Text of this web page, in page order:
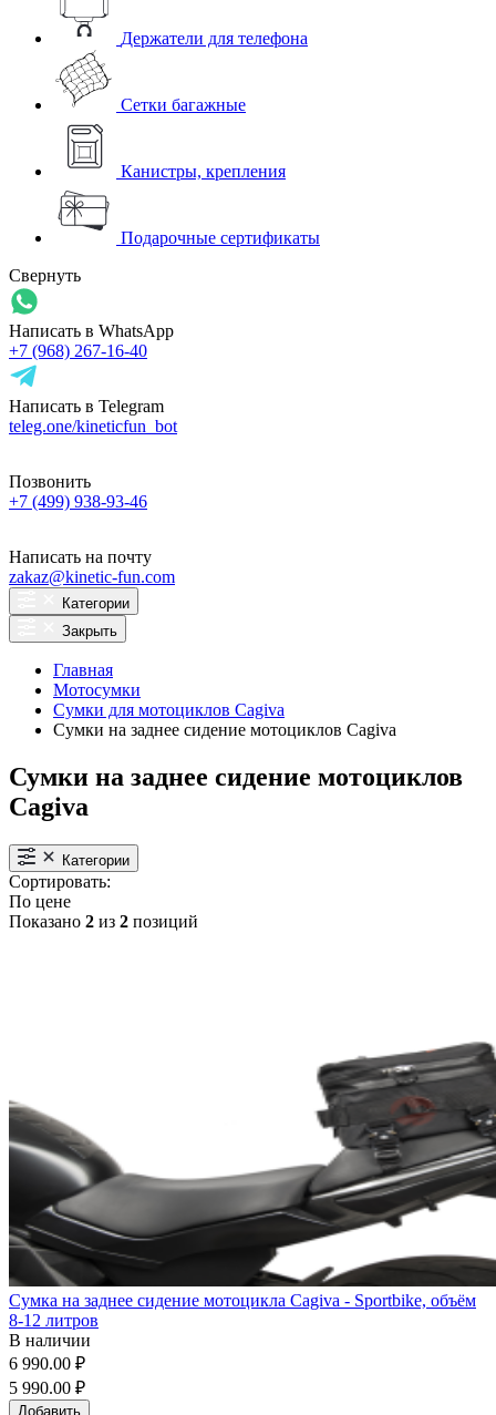
Держатели для телефона
Сетки багажные
Канистры, крепления
Подарочные сертификаты
Свернуть
Написать в WhatsApp
+7 (968) 267-16-40
Написать в Telegram
teleg.one/kineticfun_bot
Позвонить
+7 (499) 938-93-46
Написать на почту
zakaz@kinetic-fun.com
Категории
Закрыть
Главная
Мотосумки
Сумки для мотоциклов Cagiva
Сумки на заднее сидение мотоциклов Cagiva
Сумки на заднее сидение мотоциклов
Cagiva
Категории
Сортировать:
По цене
Показано 2 из 2 позиций
Сумка на заднее сидение мотоцикла Cagiva - Sportbike, объём
8-12 литров
В наличии
6 990.00 ₽
5 990.00 ₽
Добавить